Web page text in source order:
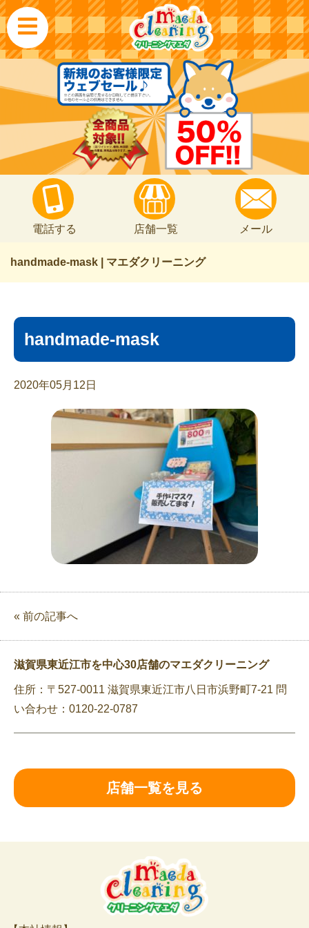
電話する 店舗一覧 メール
handmade-mask | マエダクリーニング
handmade-mask
2020年05月12日
« 前の記事へ
滋賀県東近江市を中心30店舗のマエダクリーニング
住所：〒527-0011 滋賀県東近江市八日市浜野町7-21 問
い合わせ：0120-22-0787
店舗一覧を見る